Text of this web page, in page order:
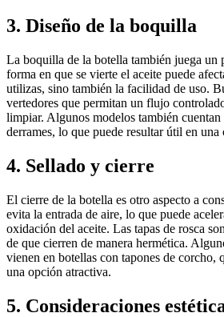
3. Diseño de la boquilla
La boquilla de la botella también juega un
forma en que se vierte el aceite puede
utilizas, sino también la facilidad de uso.
vertedores que permitan un flujo
limpiar. Algunos modelos también cuentan
derrames, lo que puede resultar útil en una
4. Sellado y cierre
El cierre de la botella es otro aspecto a
evita la entrada de aire, lo que puede
oxidación del aceite. Las tapas de rosca
de que cierren de manera hermética.
vienen en botellas con tapones de corcho,
una opción atractiva.
5. Consideraciones